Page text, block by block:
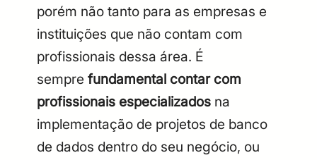
porém não tanto para as empresas e
instituições que não contam com
profissionais dessa área. É
sempre fundamental contar com
profissionais especializados na
implementação de projetos de banco
de dados dentro do seu negócio, ou